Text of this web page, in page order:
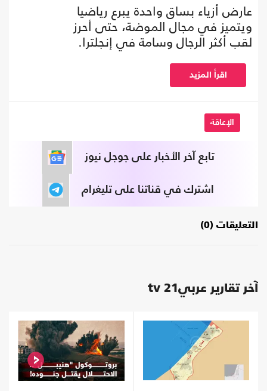
عارض أزياء بساق واحدة يبرع رياضيا
ويتميز في مجال الموضة، حتى أحرز
لقب أكثر الرجال وسامة في إنجلترا.
اقرأ المزيد
الإعاقة
تابع آخر الأخبار على جوجل نيوز
اشترك في قناتنا على تليغرام
التعليقات (0)
آخر تقارير عربي21 tv